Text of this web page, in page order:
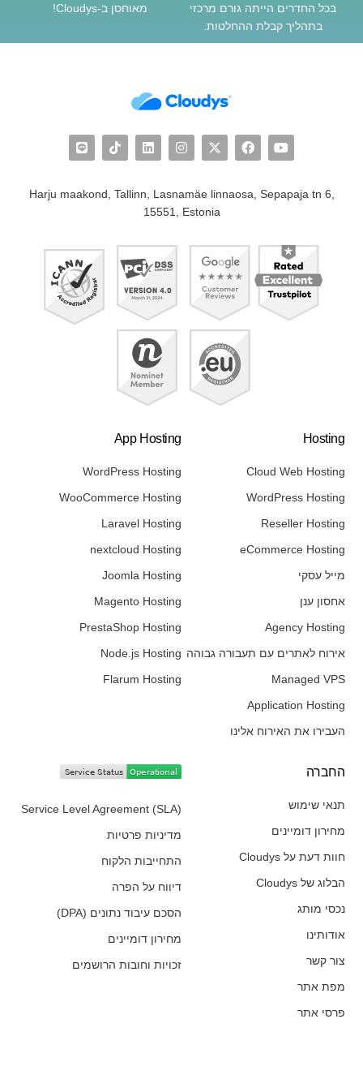
בכל החדרים הייתה גורם מרכזי
בתהליך קבלת ההחלטות.
מאוחסן ב-Cloudys!
Harju maakond, Tallinn, Lasnamäe linnaosa, Sepapaja tn 6,
15551, Estonia
Hosting
Cloud Web Hosting
WordPress Hosting
Reseller Hosting
eCommerce Hosting
מייל עסקי
אחסון ענן
Agency Hosting
אירוח לאתרים עם תעבורה גבוהה
Managed VPS
Application Hosting
העבירו את האירוח אלינו
App Hosting
WordPress Hosting
WooCommerce Hosting
Laravel Hosting
nextcloud Hosting
Joomla Hosting
Magento Hosting
PrestaShop Hosting
Node.js Hosting
Flarum Hosting
החברה​
תנאי שימוש
מחירון דומיינים
חוות דעת על Cloudys
הבלוג של Cloudys
נכסי מותג
אודותינו
צור קשר
מפת אתר
פרסי אתר
Service Level Agreement (SLA)
מדיניות פרטיות
התחייבות הלקוח
דיווח על הפרה
הסכם עיבוד נתונים (DPA)
מחירון דומיינים
זכויות וחובות הרושמים